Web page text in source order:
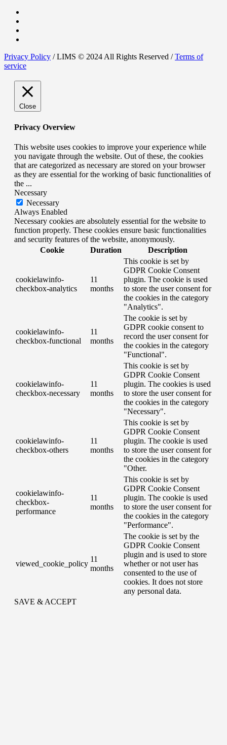
Privacy Policy / LIMS © 2024 All Rights Reserved /Terms of
service
Close
Privacy Overview
This website uses cookies to improve your experience while
you navigate through the website. Out of these, the cookies
that are categorized as necessary are stored on your browser
as they are essential for the working of basic functionalities of
the ...
Necessary
Necessary
Always Enabled
Necessary cookies are absolutely essential for the website to
function properly. These cookies ensure basic functionalities
and security features of the website, anonymously.
Cookie
Duration Description
cookielawinfo-
checkbox-analytics
11
months
This cookie is set by
GDPR Cookie Consent
plugin. The cookie is used
to store the user consent for
the cookies in the category
"Analytics".
cookielawinfo-
checkbox-functional
11
months
The cookie is set by
GDPR cookie consent to
record the user consent for
the cookies in the category
"Functional".
cookielawinfo-
checkbox-necessary
11
months
This cookie is set by
GDPR Cookie Consent
plugin. The cookies is used
to store the user consent for
the cookies in the category
"Necessary".
cookielawinfo-
checkbox-others
11
months
This cookie is set by
GDPR Cookie Consent
plugin. The cookie is used
to store the user consent for
the cookies in the category
"Other.
cookielawinfo-
checkbox-
performance
11
months
This cookie is set by
GDPR Cookie Consent
plugin. The cookie is used
to store the user consent for
the cookies in the category
"Performance".
viewed_cookie_policy
11
months
The cookie is set by the
GDPR Cookie Consent
plugin and is used to store
whether or not user has
consented to the use of
cookies. It does not store
any personal data.
SAVE & ACCEPT